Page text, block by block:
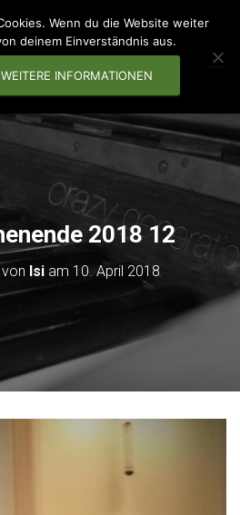
2018 12
Isi am 10. April 2018
Wenn du die Website weiter
deinem Einverständnis aus.
WEITERE INFORMATIONEN